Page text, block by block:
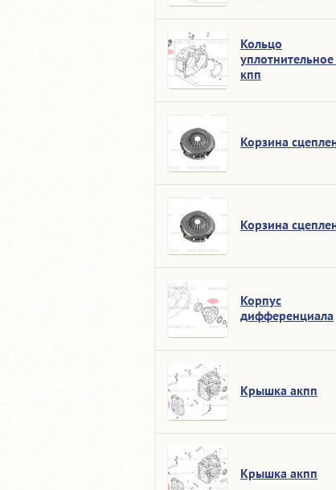
Кольцо
уплотнительное
кпп
Корзина
Корзина
Корпус
дифференциала
Крышка акпп
Крышка акпп